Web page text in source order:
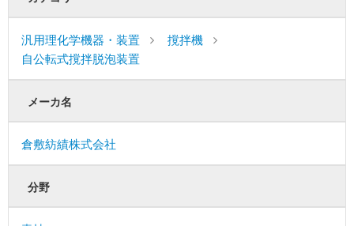
汎用理化学機器・装置
撹拌機
自公転式撹拌脱泡装置
メーカ名
倉敷紡績株式会社
分野